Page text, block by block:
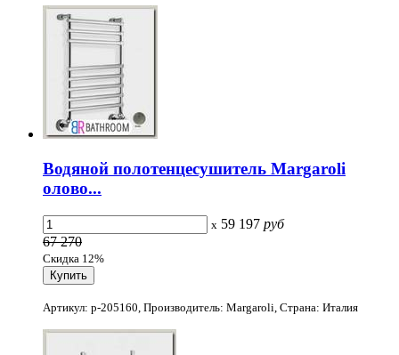
Водяной полотенцесушитель Margaroli
олово...
x 59 197 руб
67 270
Скидка 12%
Артикул: p-205160, Производитель: Margaroli, Страна: Италия